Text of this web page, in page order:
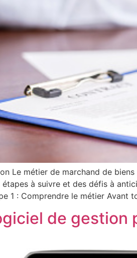
Le métier de marchand de
étapes à suivre et des défis à
1 : Comprendre le métier Avant
de gestion